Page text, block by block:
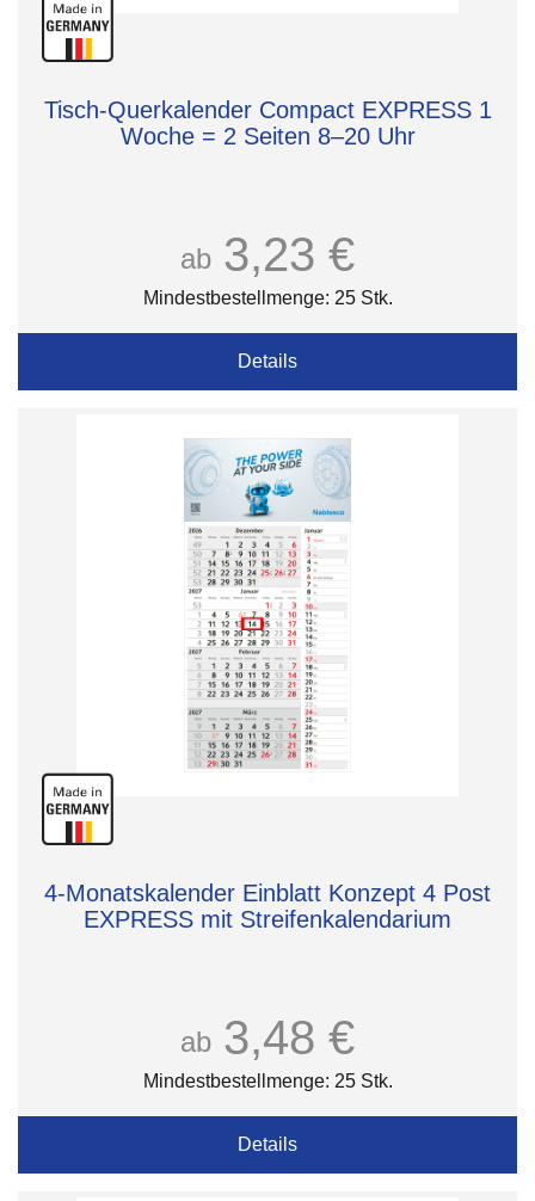
Tisch-Querkalender Compact EXPRESS 1
Woche = 2 Seiten 8–20 Uhr
ab 3,23 €
Mindestbestellmenge: 25 Stk.
Details
4-Monatskalender Einblatt Konzept 4 Post
EXPRESS mit Streifenkalendarium
ab 3,48 €
Mindestbestellmenge: 25 Stk.
Details